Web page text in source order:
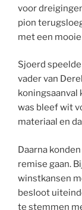
voor
pion
met een
Sjoerd
vader van
koningsaanval
was bleef wit
materiaal en
Daarna
remise gaan.
winstkansen
besloot
te stemmen